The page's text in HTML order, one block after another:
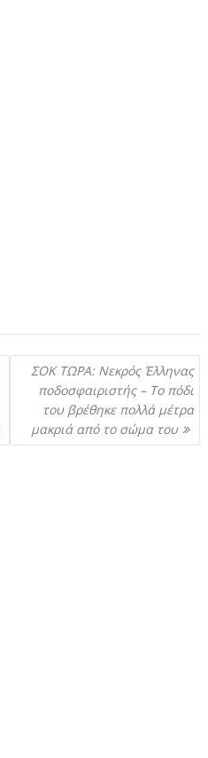
ΣOK TΩΡΑ: Νεκρός Έλληνας
ποδοσφαιριστής – Το πόδι
του βρέθηκε πολλά μέτρα
μακριά από το σώμα του